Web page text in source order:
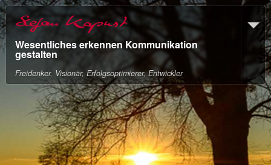
Wesentliches erkennen Kommunikation
gestalten
Freidenker, Visionär, Erfolgsoptimierer, Entwickler